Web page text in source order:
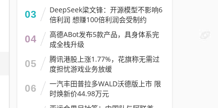
03
DeepSeek梁文锋：开源模型不影响6
倍利润 想赚100倍利润会受制约
04
高德ABot发布5款产品，具身体系完
成全栈升级
05
腾讯港股上涨1.77%，花旗称无需过
度担忧游戏业务放缓
06
一汽丰田普拉多WALD沃德版上市 限
时焕新价44.98万元